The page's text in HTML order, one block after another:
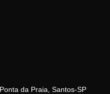
da Praia, Santos-SP